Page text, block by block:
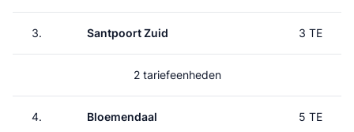
3. Santpoort Zuid 3 TE
2 tariefeenheden
4. Bloemendaal 5 TE